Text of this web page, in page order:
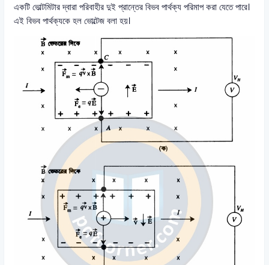
একটি ভোল্টমিটার দ্বারা পরিবাহীর দুই প্রান্তের বিভব পার্থক্য পরিমাপ করা যেতে পারে।
এই বিভব পার্থক্যকে হল ভোল্টেজ বলা হয়।